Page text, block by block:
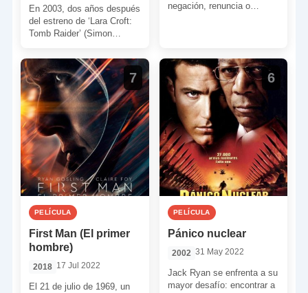
En 2003, dos años después
del estreno de ‘Lara Croft:
Tomb Raider’ (Simon
de todo […]
negación, renuncia o
7
PELÍCULA
First Man (El primer
hombre)
2018 17 Jul 2022
El 21 de julio de 1969, un
6
PELÍCULA
Pánico nuclear
2002 31 May 2022
Jack Ryan se enfrenta a su
mayor desafío: encontrar a